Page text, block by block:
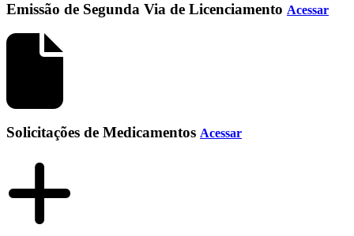
Emissão de Segunda Via de Licenciamento Acessar
Solicitações de Medicamentos Acessar